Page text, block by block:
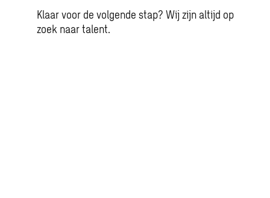
Klaar voor de volgende stap? Wij zijn altijd op
zoek naar talent.